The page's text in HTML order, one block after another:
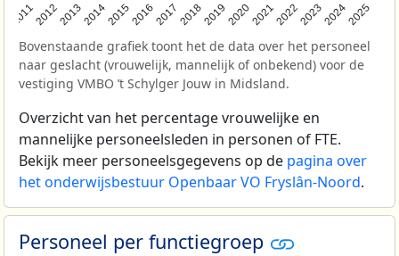
201120122013201420152016201720182019202020212022202320242025
Bovenstaande grafiek toont het de data over het personeel
naar geslacht (vrouwelijk, mannelijk of onbekend) voor de
vestiging VMBO ’t Schylger Jouw in Midsland.
Overzicht van het percentage vrouwelijke en
mannelijke personeelsleden in personen of FTE.
Bekijk meer personeelsgegevens op de pagina over
het onderwijsbestuur Openbaar VO Fryslân-Noord.
Personeel per functiegroep